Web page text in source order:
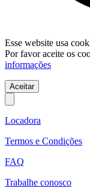
Esse website usa
Por favor aceite os
informações
Aceitar
Locadora
Termos e Condições
FAQ
Trabalhe conosco